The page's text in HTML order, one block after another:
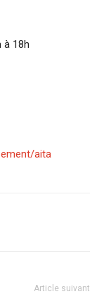
à 18h
aita
Article suivant